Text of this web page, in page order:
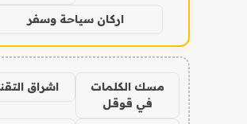
اركان سياحة وسفر
مسك الكلمات
في قوقل
اشراق